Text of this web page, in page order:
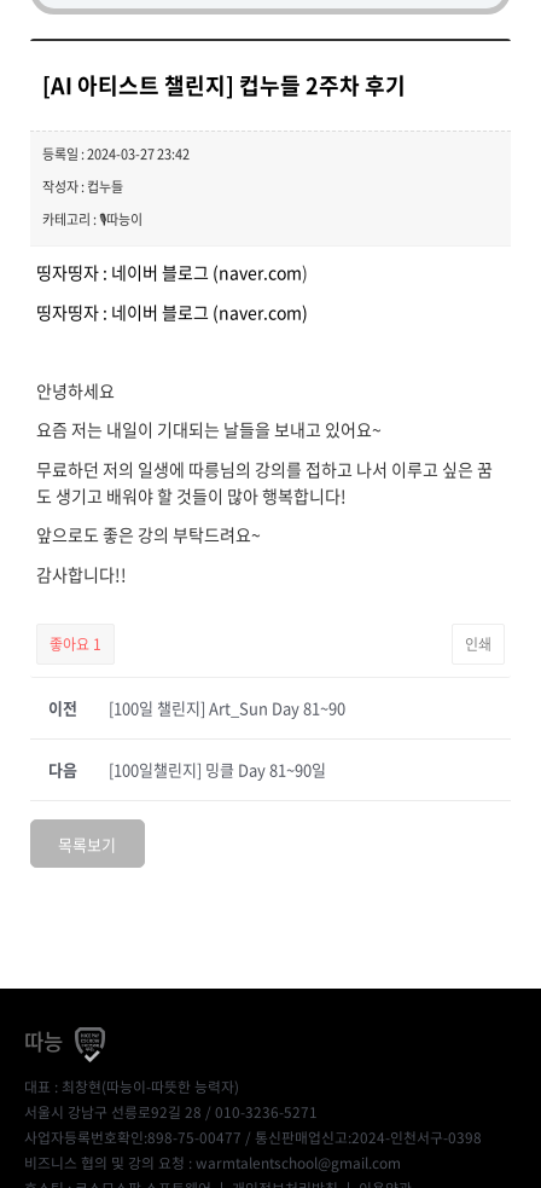
[AI 아티스트 챌린지] 컵누들 2주차 후기
등록일 : 2024-03-27 23:42
작성자 : 컵누들
카테고리 : 🎙️따능이
띵자띵자 : 네이버 블로그 (naver.com)
띵자띵자 : 네이버 블로그 (naver.com)
안녕하세요
요즘 저는 내일이 기대되는 날들을 보내고 있어요~
무료하던 저의 일생에 따릉님의 강의를 접하고 나서 이루고 싶은 꿈
도 생기고 배워야 할 것들이 많아 행복합니다!
앞으로도 좋은 강의 부탁드려요~
감사합니다!!
좋아요 1 인쇄
이전 [100일 챌린지] Art_Sun Day 81~90
[100일챌린지] 밍클 Day 81~90일
다음
목록보기
따능
대표 : 최창현(따능이-따뜻한 능력자)
서울시 강남구 선릉로92길 28 / 010-3236-5271
사업자등록번호확인:898-75-00477 / 통신판매업신고:2024-인천서구-0398
비즈니스 협의 및 강의 요청 : warmtalentschool@gmail.com